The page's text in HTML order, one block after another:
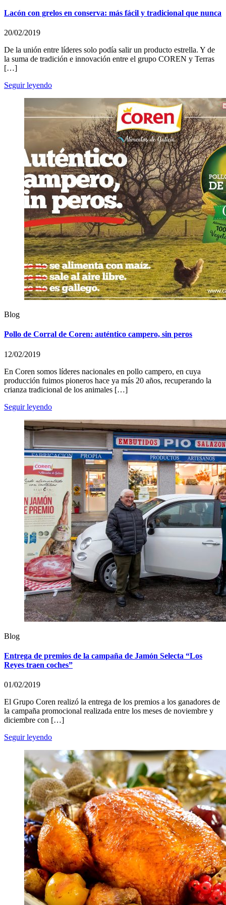
Lacón con grelos en conserva: más fácil y tradicional que nunca
20/02/2019
De la unión entre líderes solo podía salir un producto estrella. Y de
la suma de tradición e innovación entre el grupo COREN y Terras
[…]
Seguir leyendo
Blog
Pollo de Corral de Coren: auténtico campero, sin peros
12/02/2019
En Coren somos líderes nacionales en pollo campero, en cuya
producción fuimos pioneros hace ya más 20 años, recuperando la
crianza tradicional de los animales […]
Seguir leyendo
Blog
Entrega de premios de la campaña de Jamón Selecta “Los
Reyes traen coches”
01/02/2019
El Grupo Coren realizó la entrega de los premios a los ganadores de
la campaña promocional realizada entre los meses de noviembre y
diciembre con […]
Seguir leyendo